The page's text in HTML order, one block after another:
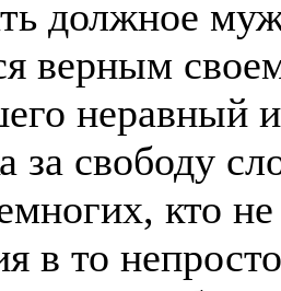
должное
верным
неравный
за свободу
кто
в то